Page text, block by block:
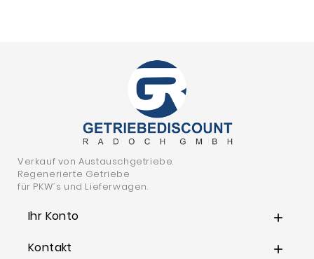
Verkauf von Austauschgetriebe.
Regenerierte Getriebe
für PKW´s und Lieferwagen.
Ihr Konto 
Kontakt 